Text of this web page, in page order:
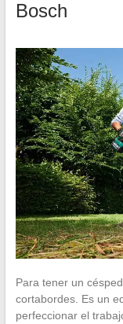
Bosch
Para tener un
cortabordes. Es un
perfeccionar el